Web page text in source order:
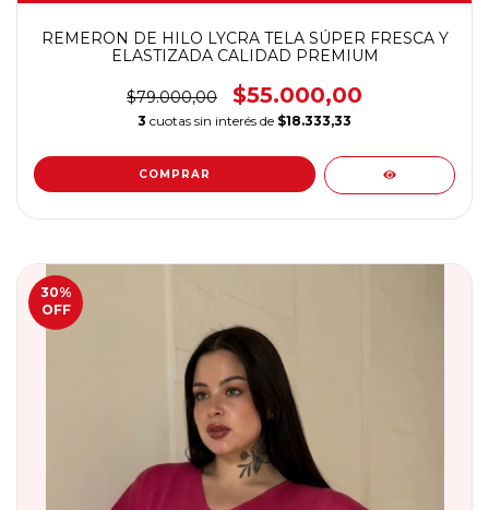
REMERON DE HILO LYCRA TELA SÚPER FRESCA Y
ELASTIZADA CALIDAD PREMIUM
$79.000,00 $55.000,00
3 cuotas sin interés de $18.333,33
COMPRAR
30%
OFF